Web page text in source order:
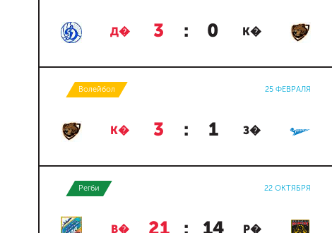
Д� 3 : 0 К�
Волейбол 25 ФЕВРАЛЯ
К� 3 : 1 З�
Регби 22 ОКТЯБРЯ
В� 21 : 14 Р�